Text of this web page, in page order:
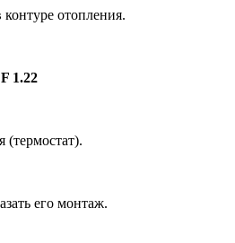
отопления.
1.22
(термостат).
его монтаж.